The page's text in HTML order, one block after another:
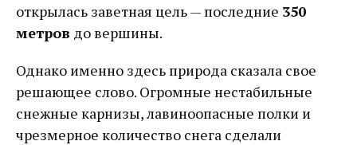
открылась заветная цель — последние 350
метров до вершины.
Однако именно здесь природа сказала свое
решающее слово. Огромные нестабильные
снежные карнизы, лавиноопасные полки и
чрезмерное количество снега сделали